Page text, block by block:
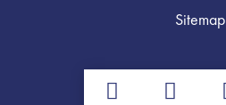
Sitemap